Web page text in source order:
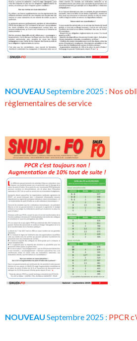
NOUVEAU Septembre 2025 : Nos
règlementaires de service
NOUVEAU Septembre 2025 : PPCR